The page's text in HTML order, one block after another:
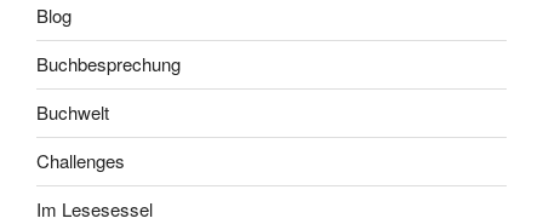
Blog
Buchbesprechung
Buchwelt
Challenges
Im Lesesessel